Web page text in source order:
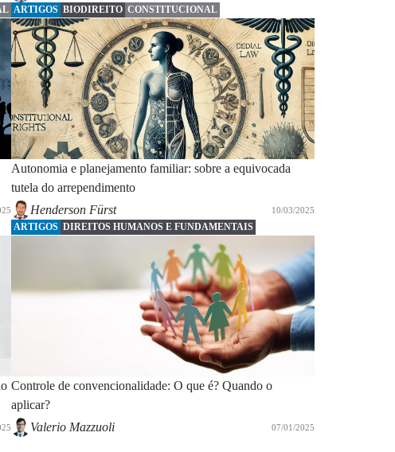
ARTIGOS BIODIREITO CONSTITUCIONAL
Autonomia e planejamento familiar: sobre a equivocada
tutela do arrependimento
Henderson Fürst
10/03/2025
ARTIGOS DIREITOS HUMANOS E FUNDAMENTAIS
Controle de convencionalidade: O que é? Quando o
aplicar?
Valerio Mazzuoli
07/01/2025